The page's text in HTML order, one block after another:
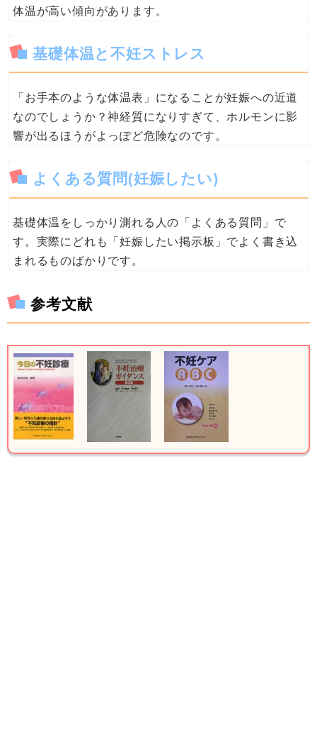
体温が高い傾向があります。
基礎体温と不妊ストレス
「お手本のような体温表」になることが妊娠への近道
なのでしょうか？神経質になりすぎて、ホルモンに影
響が出るほうがよっぽど危険なのです。
よくある質問(妊娠したい)
基礎体温をしっかり測れる人の「よくある質問」で
す。実際にどれも「妊娠したい掲示板」でよく書き込
まれるものばかりです。
参考文献